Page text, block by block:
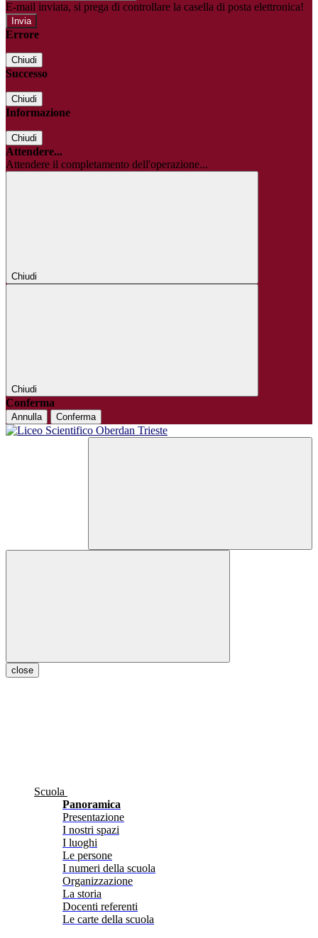
E-mail inviata, si prega di controllare la casella di posta elettronica!
Errore
Chiudi
Successo
Chiudi
Informazione
Chiudi
Attendere...
Attendere il completamento dell'operazione...
Chiudi
Chiudi
Conferma
Annulla Conferma
close
Scuola
Panoramica
Presentazione
I nostri spazi
I luoghi
Le persone
I numeri della scuola
Organizzazione
La storia
Docenti referenti
Le carte della scuola